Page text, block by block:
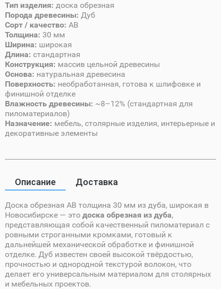
Тип изделия: доска обрезная
Порода древесины: Дуб
Сорт / качество: AB
Толщина: 30 мм
Ширина: широкая
Длина: стандартная
Конструкция: массив цельной древесины
Основа: натуральная древесина
Поверхность: необработанная, готова к шлифовке и
финишной отделке
Влажность древесины: ~8–12% (стандартная для
пиломатериалов)
Назначение: мебель, столярные изделия, интерьерные и
декоративные элементы
Описание Доставка
Доска обрезная AB толщина 30 мм из дуба, широкая в
Новосибирске — это доска обрезная из дуба,
представляющая собой качественный пиломатериал с
ровными строганными кромками, готовый к
дальнейшей механической обработке и финишной
отделке. Дуб известен своей высокой твёрдостью,
прочностью и однородной текстурой волокон, что
делает его универсальным материалом для столярных
и мебельных проектов.